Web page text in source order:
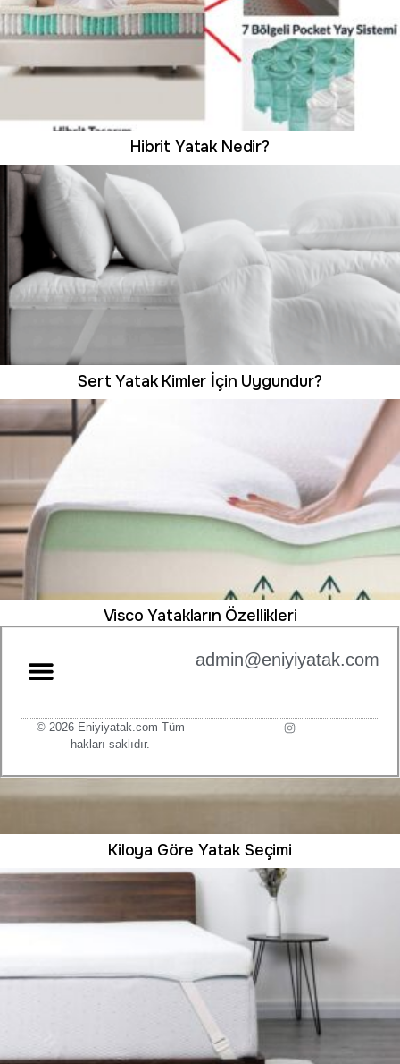
Hibrit Yatak Nedir?
Sert Yatak Kimler İçin Uygundur?
Visco Yatakların Özellikleri
Kiloya Göre Yatak Seçimi
admin@eniyiyatak.com
© 2026 Eniyiyatak.com Tüm
hakları saklıdır.